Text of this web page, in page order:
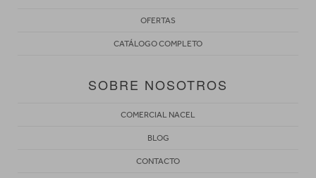
OFERTAS
CATÁLOGO COMPLETO
SOBRE NOSOTROS
COMERCIAL NACEL
BLOG
CONTACTO